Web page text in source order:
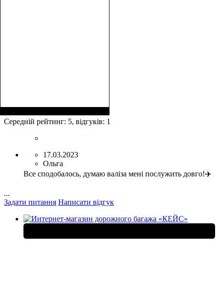
78х46х28+5
Середній рейтинг: 5, відгуків: 1
17.03.2023
Ольга
Все сподобалось, думаю валіза мені послужить довго!✈️
...
Задати питання Написати відгук